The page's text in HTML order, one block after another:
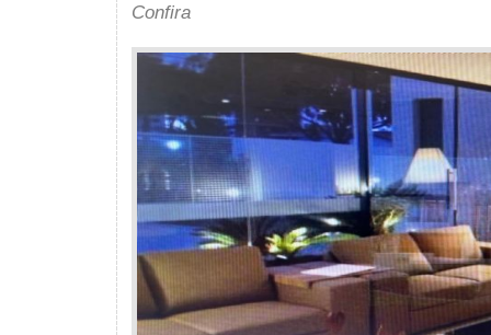
Confira